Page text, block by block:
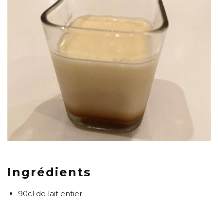
Ingrédients
90cl de lait entier